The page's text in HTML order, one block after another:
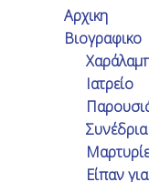
Λ. Κηφισίας 51,
210 7296277
Αρχικη
Βιογραφικο
Ιατρείο
Συνέδρια
Είπαν